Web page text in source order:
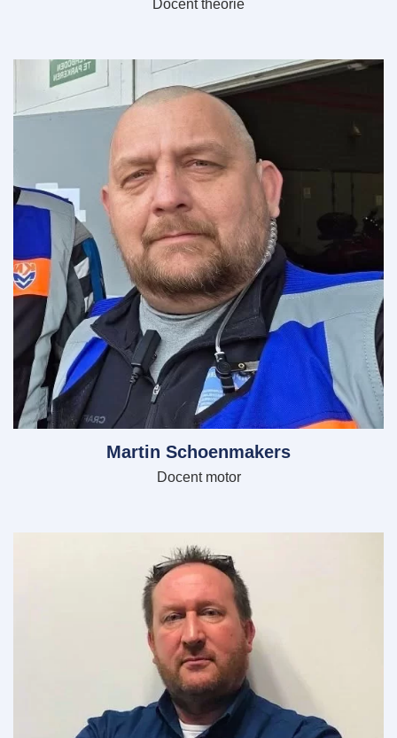
Docent theorie
Martin Schoenmakers
Docent motor